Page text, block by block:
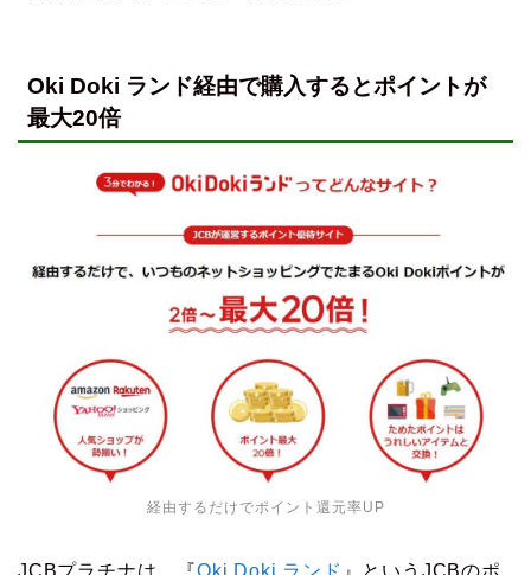
Oki Doki ランド経由で購入するとポイントが
最大20倍
経由するだけでポイント還元率UP
JCBプラチナは、『Oki Doki ランド 』というJCBのポ